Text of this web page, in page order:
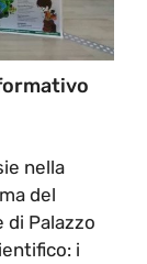
nella
del
di Palazzo
i